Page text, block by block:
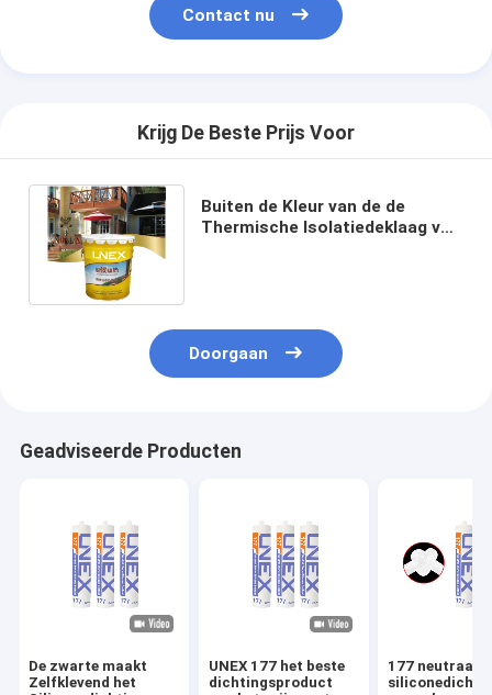
Contact nu
Krijg De Beste Prijs Voor
Buiten de Kleur van de de
Thermische Isolatiedeklaag van
Doorgaan
Geadviseerde Producten
De zwarte maakt
Zelfklevend het
UNEX 177 het beste
dichtingsproduct
177 neutraal